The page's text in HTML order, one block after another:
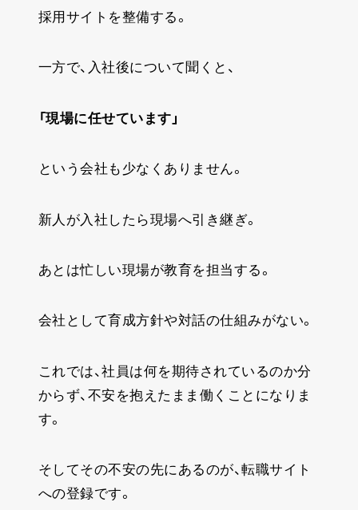
採用サイトを整備する。
一方で、入社後について聞くと、
「現場に任せています」
という会社も少なくありません。
新人が入社したら現場へ引き継ぎ。
あとは忙しい現場が教育を担当する。
会社として育成方針や対話の仕組みがない。
これでは、社員は何を期待されているのか分
からず、不安を抱えたまま働くことになりま
す。
そしてその不安の先にあるのが、転職サイト
への登録です。